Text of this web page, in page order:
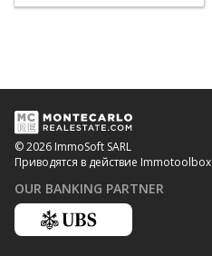
© 2026 ImmoSoft SARL
Приводятся в действие Immotoolbox
OUR BANKING PARTNER